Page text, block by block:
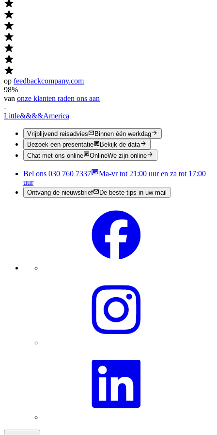
op feedbackcompany.com
98%
van onze klanten raden ons aan
-
Little&&&&America
Vrijblijvend reisadvies
Binnen één werkdag
Bezoek een presentatie
Bekijk de data
Chat met ons online
OnlineWe zijn online
Bel ons 030 760 7337
Ma-vr tot 21:00 uur en za tot 17:00
uur
Ontvang de nieuwsbrief De beste tips in uw mail